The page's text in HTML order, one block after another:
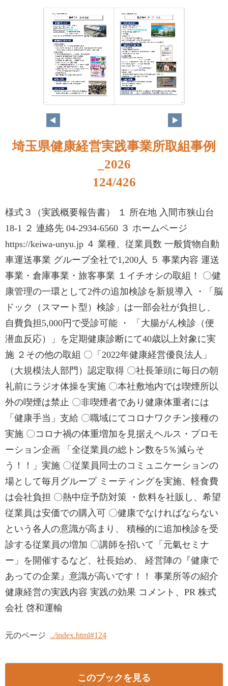
108 109
埼玉県健康経営実践事業所取組事例
_2026
124/426
様式３（実践概要報告書） １ 所在地 入間市狭山台
18-1 ２ 連絡先 04-2934-6560 ３ ホームページ
https://keiwa-unyu.jp ４ 業種、従業員数 一般貨物自動
車運送事業 グループ全社で1,200人 ５ 事業内容 運送
事業・倉庫事業・旅客事業 １イチオシの取組！ 〇健
康管理の一環として2件の追加検診を新規導入 ・「脳
ドック（スマート型）検診」は一部会社が負担し、
自費負担5,000円で受診可能 ・ 「大腸がん検診（便
潜血反応）」を定期健康診断にて40歳以上対象に実
施 ２その他の取組 〇「2022年健康経営優良法人」
（大規模法人部門）認定取得 〇社長筆頭に毎日の朝
礼前にラジオ体操を実施 〇本社敷地内では喫煙所以
外の喫煙は禁止 〇非喫煙者であり健康体重者には
「健康手当」支給 〇職域にてコロナワクチン接種の
実施 〇コロナ禍の体重増加を見据えヘルス・プロモ
ーション企画 「全従業員の総トン数を5％減らそ
う！！」実施 〇従業員同士のコミュニケーションの
場として毎月グループ ミーティングを実施、軽食費
は会社負担 〇熱中症予防対策 ・飲料を社販し、希望
従業員は安価での購入可 〇健康でなければならない
という各人の意識が高まり、 積極的に追加検診を受
診する従業員の増加 〇講師を招いて「元氣セミナ
ー」を開催するなど、社長始め、 経営陣の『健康で
あっての企業』意識が高いです！！ 事業所等の紹介
健康経営の実践内容 実践の効果 コメント、PR 株式
会社 啓和運輸
元のページ ../index.html#124
このブックを見る